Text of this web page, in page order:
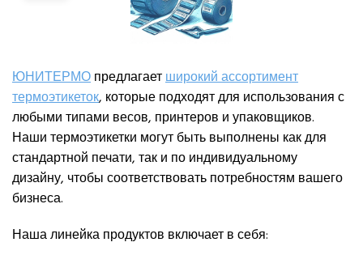
ЮНИТЕРМОпредлагаетширокий ассортимент
термоэтикеток, которые подходят для использования с
любыми типами весов, принтеров и упаковщиков.
Наши термоэтикетки могут быть выполнены как для
стандартной печати, так и по индивидуальному
дизайну, чтобы соответствовать потребностям вашего
бизнеса.
Наша линейка продуктов включает в себя: